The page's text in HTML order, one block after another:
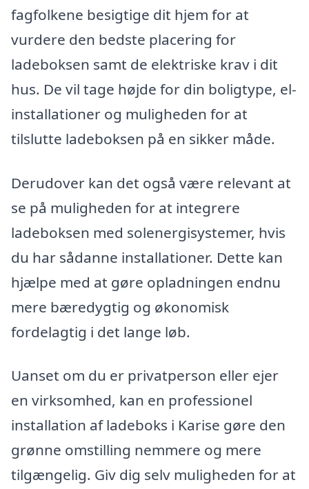
fagfolkene besigtige dit hjem for at
vurdere den bedste placering for
ladeboksen samt de elektriske krav i dit
hus. De vil tage højde for din boligtype, el-
installationer og muligheden for at
tilslutte ladeboksen på en sikker måde.
Derudover kan det også være relevant at
se på muligheden for at integrere
ladeboksen med solenergisystemer, hvis
du har sådanne installationer. Dette kan
hjælpe med at gøre opladningen endnu
mere bæredygtig og økonomisk
fordelagtig i det lange løb.
Uanset om du er privatperson eller ejer
en virksomhed, kan en professionel
installation af ladeboks i Karise gøre den
grønne omstilling nemmere og mere
tilgængelig. Giv dig selv muligheden for at